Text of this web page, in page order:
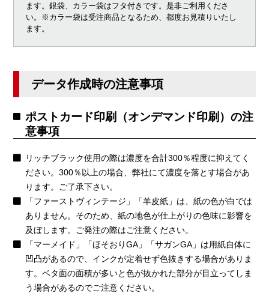
ます。銀袋、カラー袋はフタ付きです。是非ご利用くださ
い。※カラー袋は受注商品となるため、都度お見積りいたし
ます。
データ作成時の注意事項
ポストカード印刷（オンデマンド印刷）の注
意事項
リッチブラック使用の際は濃度を合計300％程度に抑えてく
ださい。300％以上の場合、弊社にて濃度を落とす場合があ
ります。ご了承下さい。
「ファーストヴィンテージ」「羊皮紙」は、紙の色が白では
ありません。そのため、紙の地色が仕上がりの色味に影響を
及ぼします。ご発注の際はご注意ください。
「マーメイド」「ほそおりGA」「サガンGA」は用紙自体に
凹凸があるので、インクが定着せず色抜きする場合がありま
す。ベタ面の面積が多いと色が抜かれた部分が目立ってしま
う場合があるのでご注意ください。